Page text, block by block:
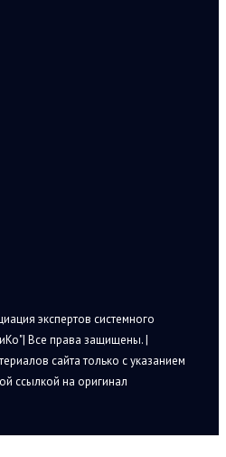
экспертов системного
Все права защищены. |
сайта только с указанием
ссылкой на оригинал